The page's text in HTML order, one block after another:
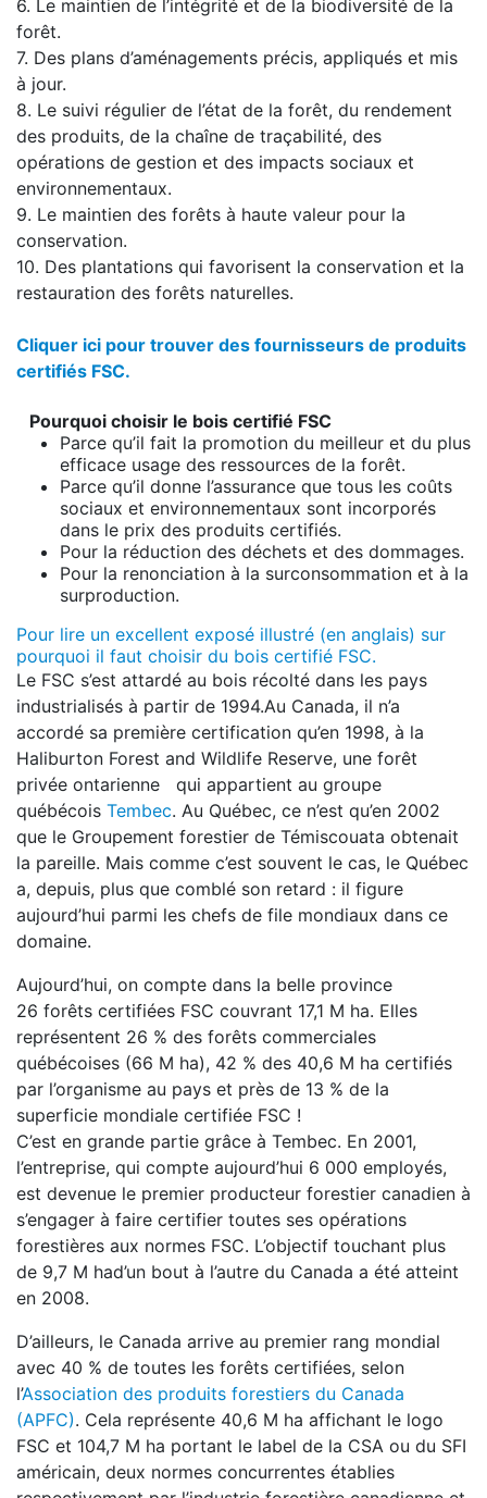
6. Le maintien de l’intégrité et de la biodiversité de la
forêt.
7. Des plans d’aménagements précis, appliqués et mis
à jour.
8. Le suivi régulier de l’état de la forêt, du rendement
des produits, de la chaîne de traçabilité, des
opérations de gestion et des impacts sociaux et
environnementaux.
9. Le maintien des forêts à haute valeur pour la
conservation.
10. Des plantations qui favorisent la conservation et la
restauration des forêts naturelles.
Cliquer ici pour trouver des fournisseurs de produits
certifiés FSC.
Pourquoi choisir le bois certifié FSC
Parce qu’il fait la promotion du meilleur et du plus
efficace usage des ressources de la forêt.
Parce qu’il donne l’assurance que tous les coûts
sociaux et environnementaux sont incorporés
dans le prix des produits certifiés.
Pour la réduction des déchets et des dommages.
Pour la renonciation à la surconsommation et à la
surproduction.
Pour lire un excellent exposé illustré (en anglais) sur
pourquoi il faut choisir du bois certifié FSC.
Le FSC s’est attardé au bois récolté dans les pays
industrialisés à partir de 1994.Au Canada, il n’a
accordé sa première certification qu’en 1998, à la
Haliburton Forest and Wildlife Reserve, une forêt
privée ontarienne qui appartient au groupe
québécois Tembec. Au Québec, ce n’est qu’en 2002
que le Groupement forestier de Témiscouata obtenait
la pareille. Mais comme c’est souvent le cas, le Québec
a, depuis, plus que comblé son retard : il figure
aujourd’hui parmi les chefs de file mondiaux dans ce
domaine.
Aujourd’hui, on compte dans la belle province
26 forêts certifiées FSC couvrant 17,1 M ha. Elles
représentent 26 % des forêts commerciales
québécoises (66 M ha), 42 % des 40,6 M ha certifiés
par l’organisme au pays et près de 13 % de la
superficie mondiale certifiée FSC !
C’est en grande partie grâce à Tembec. En 2001,
l’entreprise, qui compte aujourd’hui 6 000 employés,
est devenue le premier producteur forestier canadien à
s’engager à faire certifier toutes ses opérations
forestières aux normes FSC. L’objectif touchant plus
de 9,7 M had’un bout à l’autre du Canada a été atteint
en 2008.
D’ailleurs, le Canada arrive au premier rang mondial
avec 40 % de toutes les forêts certifiées, selon
l’Association des produits forestiers du Canada
(APFC). Cela représente 40,6 M ha affichant le logo
FSC et 104,7 M ha portant le label de la CSA ou du SFI
américain, deux normes concurrentes établies